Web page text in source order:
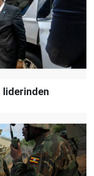
liderinden